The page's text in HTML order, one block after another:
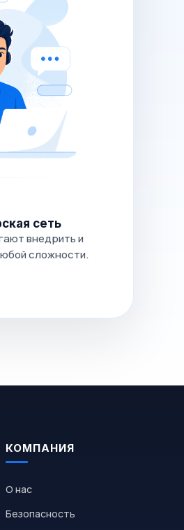
сеть
внедрить и
сложности.
КОМПАНИЯ
О нас
Безопасность